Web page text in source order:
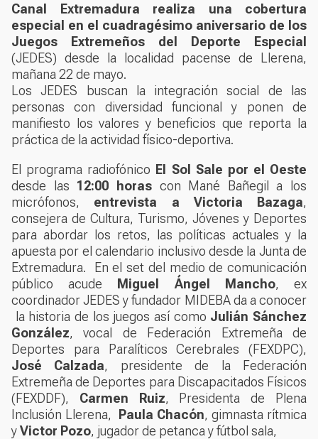
Canal Extremadura realiza una cobertura
especial en el cuadragésimo aniversario de los
Juegos Extremeños del Deporte Especial
(JEDES) desde la localidad pacense de Llerena,
mañana 22 de mayo.
Los JEDES buscan la integración social de las
personas con diversidad funcional y ponen de
manifiesto los valores y beneficios que reporta la
práctica de la actividad físico-deportiva.
El programa radiofónico El Sol Sale por el Oeste
desde las 12:00 horas con Mané Bañegil a los
micrófonos, entrevista a Victoria Bazaga,
consejera de Cultura, Turismo, Jóvenes y Deportes
para abordar los retos, las políticas actuales y la
apuesta por el calendario inclusivo desde la Junta de
Extremadura. En el set del medio de comunicación
público acude Miguel Ángel Mancho, ex
coordinador JEDES y fundador MIDEBA da a conocer
la historia de los juegos así como Julián Sánchez
González, vocal de Federación Extremeña de
Deportes para Paralíticos Cerebrales (FEXDPC),
José Calzada, presidente de la Federación
Extremeña de Deportes para Discapacitados Físicos
(FEXDDF), Carmen Ruiz, Presidenta de Plena
Inclusión Llerena, Paula Chacón, gimnasta rítmica
yVictor Pozo, jugador de petanca y fútbol sala,